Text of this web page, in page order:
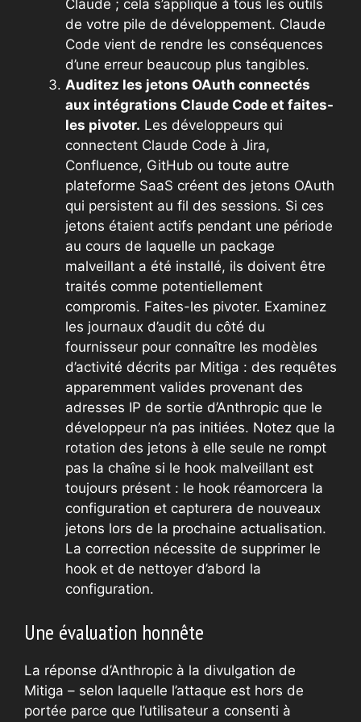
Claude ; cela s’applique à tous les outils
de votre pile de développement. Claude
Code vient de rendre les conséquences
d’une erreur beaucoup plus tangibles.
Auditez les jetons OAuth connectés
aux intégrations Claude Code et faites-
les pivoter. Les développeurs qui
connectent Claude Code à Jira,
Confluence, GitHub ou toute autre
plateforme SaaS créent des jetons OAuth
qui persistent au fil des sessions. Si ces
jetons étaient actifs pendant une période
au cours de laquelle un package
malveillant a été installé, ils doivent être
traités comme potentiellement
compromis. Faites-les pivoter. Examinez
les journaux d’audit du côté du
fournisseur pour connaître les modèles
d’activité décrits par Mitiga : des requêtes
apparemment valides provenant des
adresses IP de sortie d’Anthropic que le
développeur n’a pas initiées. Notez que la
rotation des jetons à elle seule ne rompt
pas la chaîne si le hook malveillant est
toujours présent : le hook réamorcera la
configuration et capturera de nouveaux
jetons lors de la prochaine actualisation.
La correction nécessite de supprimer le
hook et de nettoyer d’abord la
configuration.
Une évaluation honnête
La réponse d’Anthropic à la divulgation de
Mitiga – selon laquelle l’attaque est hors de
portée parce que l’utilisateur a consenti à